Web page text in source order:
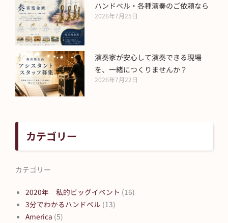
ハンドベル・各種演奏のご依頼なら
2026年7月25日
演奏家が安心して演奏できる現場
を、一緒につくりませんか？
2026年7月22日
カテゴリー
カテゴリー
2020年 私的ビッグイベント (16)
3分でわかるハンドベル (13)
America (5)